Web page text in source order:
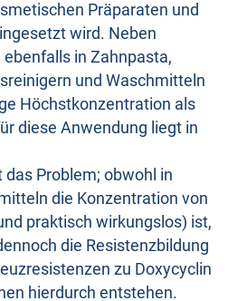
Präparaten und
wird. Neben
in Zahnpasta,
und Waschmitteln
Höchstkonzentration als
diese Anwendung liegt in
Problem; obwohl in
die Konzentration von
praktisch wirkungslos) ist,
die Resistenzbildung
zu Doxycyclin
hierdurch entstehen.